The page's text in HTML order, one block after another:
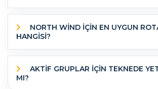
HANGISI?
MI?